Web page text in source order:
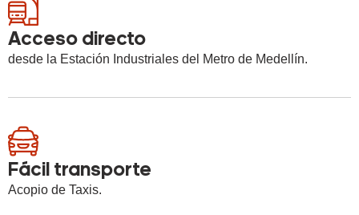
Acceso directo
desde la Estación Industriales del Metro de Medellín.
Fácil transporte
Acopio de Taxis.